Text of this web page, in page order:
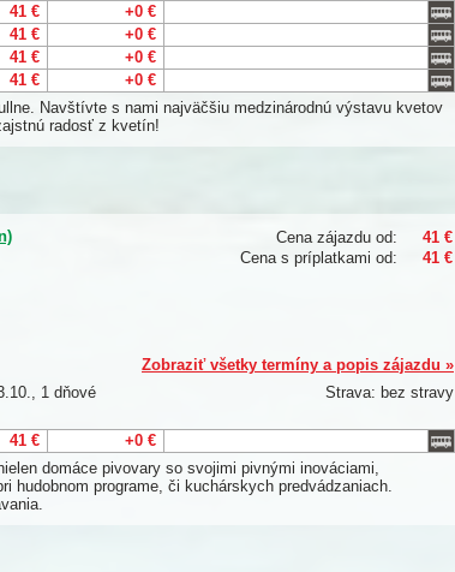
41 €
+0 €
41 €
+0 €
41 €
+0 €
41 €
+0 €
Navštívte s nami najväčšiu medzinárodnú výstavu kvetov
radosť z kvetín!
Cena zájazdu od:
41 €
Cena s príplatkami od:
41 €
Zobraziť všetky termíny a popis zájazdu »
1 dňové Strava: bez stravy
41 €
+0 €
domáce pivovary so svojimi pivnými inováciami,
programe, či kuchárskych predvádzaniach.